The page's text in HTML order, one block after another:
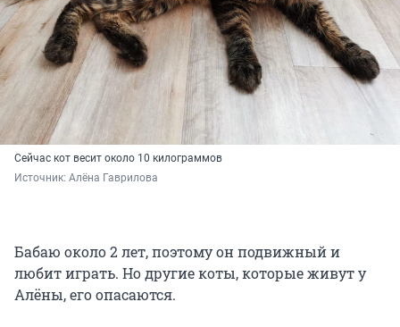
Сейчас кот весит около 10 килограммов
Источник: Алёна Гаврилова
Бабаю около 2 лет, поэтому он подвижный и
любит играть. Но другие коты, которые живут у
Алёны, его опасаются.